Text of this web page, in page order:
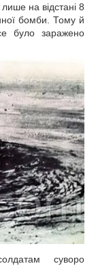
на відстані 8
бомби. Тому й
було заражено
суворо